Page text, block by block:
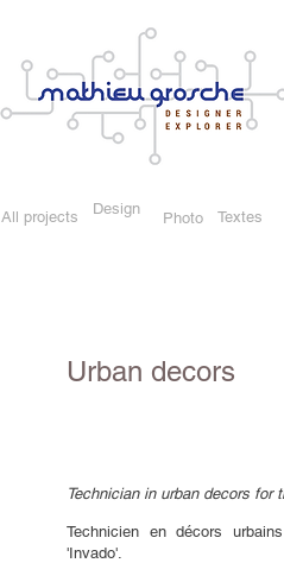
Textes
Photo
Design
All projects
Urban decors
Technician in urban decors for
Technicien en décors
'Invado'.